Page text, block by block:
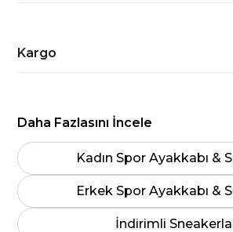
Kargo
Daha Fazlasını İncele
Kadın Spor Ayakkabı &
Erkek Spor Ayakkabı &
İndirimli